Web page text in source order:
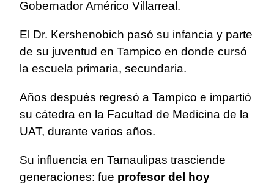
Gobernador Américo Villarreal.
El Dr. Kershenobich pasó su infancia y parte
de su juventud en Tampico en donde cursó
la escuela primaria, secundaria.
Años después regresó a Tampico e impartió
su cátedra en la Facultad de Medicina de la
UAT, durante varios años.
Su influencia en Tamaulipas trasciende
generaciones: fue profesor del hoy